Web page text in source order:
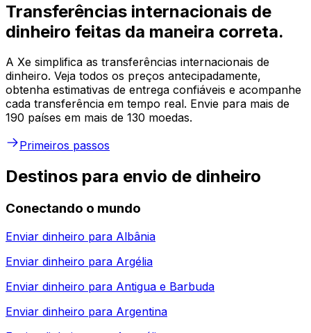
Transferências internacionais de
dinheiro feitas da maneira correta.
A Xe simplifica as transferências internacionais de
dinheiro. Veja todos os preços antecipadamente,
obtenha estimativas de entrega confiáveis e acompanhe
cada transferência em tempo real. Envie para mais de
190 países em mais de 130 moedas.
Primeiros passos
Destinos para envio de dinheiro
Conectando o mundo
Enviar dinheiro para Albânia
Enviar dinheiro para Argélia
Enviar dinheiro para Antigua e Barbuda
Enviar dinheiro para Argentina